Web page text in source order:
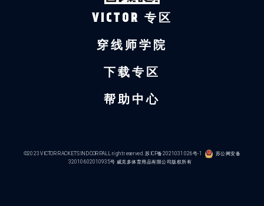
VICTOR 专区
穿线师学院
下载专区
帮助中心
©2023 VICTOR RACKETS IND CORP.ALL right reserved.苏ICP备2021031026号-1 苏公网安备
32010602010935号 威克多体育用品有限公司版权所有